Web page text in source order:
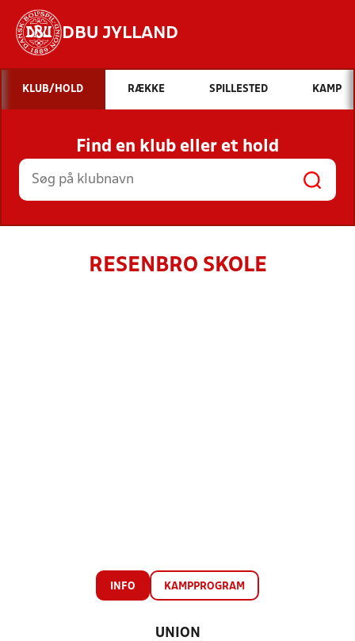
DBU JYLLAND
Hvad vil du søge efter?
INDHOLD OG NYHEDER
STILLINGER, RESULTATER, KLUBBER OG
HOLD
KLUB/HOLD RÆKKE SPILLESTED KAMP
Find en klub eller et hold
RESENBRO SKOLE
INFO KAMPPROGRAM
UNION